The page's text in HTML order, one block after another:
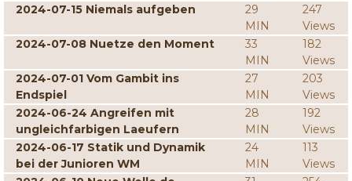
2024-07-15 Niemals aufgeben
29
MIN
247
Views
2024-07-08 Nuetze den Moment
33
MIN
182
Views
2024-07-01 Vom Gambit ins
Endspiel
27
MIN
203
Views
2024-06-24 Angreifen mit
ungleichfarbigen Laeufern
28
MIN
192
Views
2024-06-17 Statik und Dynamik
bei der Junioren WM
24
MIN
113
Views